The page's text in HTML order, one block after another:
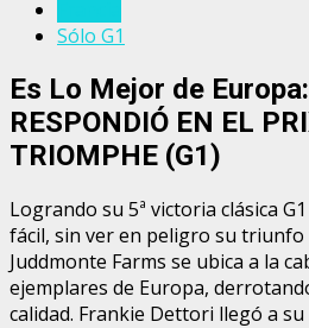
Sólo G1
Es Lo Mejor de
RESPONDIÓ EN EL
TRIOMPHE (G1)
Logrando su 5ª victoria clásica
fácil, sin ver en peligro su triunfo
Juddmonte Farms se ubica a la
ejemplares de Europa,
calidad. Frankie Dettori llegó a